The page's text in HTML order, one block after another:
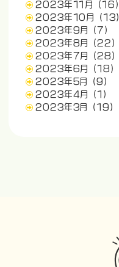
2023年11月
(16)
2023年10月
(13)
2023年9月
(7)
2023年8月
(22)
2023年7月
(28)
2023年6月
(18)
2023年5月
(9)
2023年4月
(1)
2023年3月
(19)